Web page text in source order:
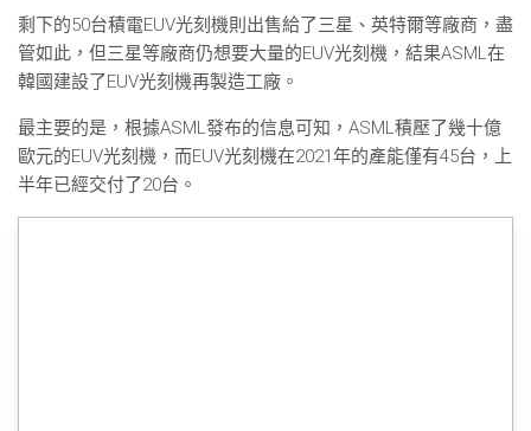
剩下的50台積電EUV光刻機則出售給了三星、英特爾等廠商，盡
管如此，但三星等廠商仍想要大量的EUV光刻機，結果ASML在
韓國建設了EUV光刻機再製造工廠。
最主要的是，根據ASML發布的信息可知，ASML積壓了幾十億
歐元的EUV光刻機，而EUV光刻機在2021年的產能僅有45台，上
半年已經交付了20台。